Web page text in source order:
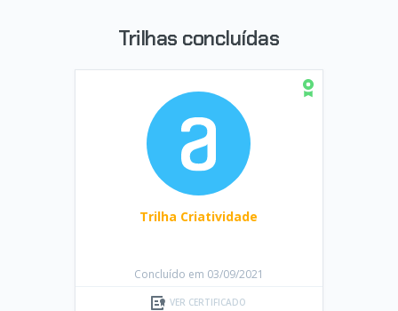
Trilhas concluídas
Trilha Criatividade
Concluído em 03/09/2021
VER CERTIFICADO